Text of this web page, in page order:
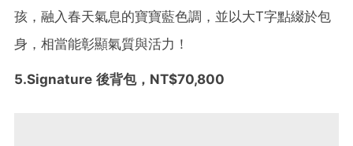
孩，融入春天氣息的寶寶藍色調，並以大T字點綴於包
身，相當能彰顯氣質與活力！
5.Signature 後背包，NT$70,800